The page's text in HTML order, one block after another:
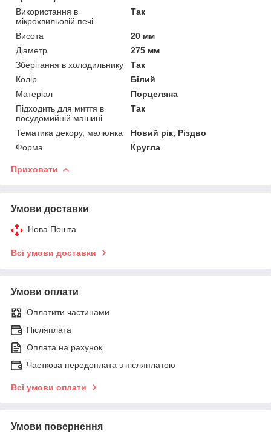
Використання в
мікрохвильовій печі
Так
Висота
20 мм
Діаметр
275 мм
Зберігання в холодильнику
Так
Колір
Білий
Матеріал
Порцеляна
Підходить для миття в
посудомийній машині
Так
Тематика декору, малюнка
Новий рік, Різдво
Форма
Кругла
Приховати
Умови доставки
Нова Пошта
Всі умови доставки
Умови оплати
Оплатити частинами
Післяплата
Оплата на рахунок
Часткова передоплата з післяплатою
Всі умови оплати
Умови повернення